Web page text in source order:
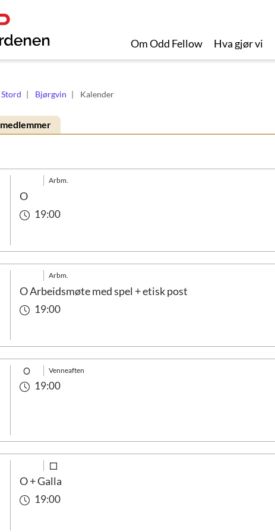
Om Odd Fellow Hva gjør vi
Stord Bjørgvin Kalender
Arbm.
O
19:00
Arbm.
O Arbeidsmøte med spel + etisk post
19:00
Venneaften
19:00
O + Galla
19:00